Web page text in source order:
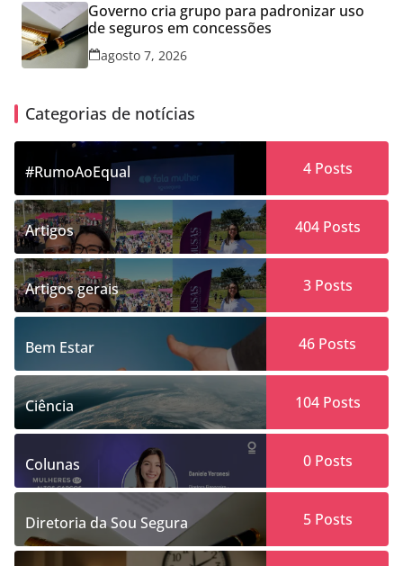
Governo cria grupo para padronizar uso
de seguros em concessões
agosto 7, 2026
Categorias de notícias
#RumoAoEqual 4Posts
Artigos 404Posts
Artigos gerais 3Posts
Bem Estar 46 Posts
Ciência 104Posts
Colunas 0Posts
Diretoria da Sou Segura 5Posts